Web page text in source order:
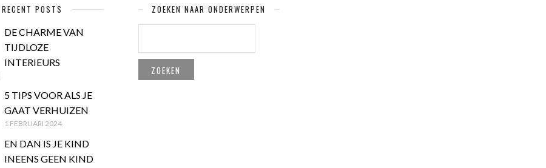
RECENT POSTS
DE CHARME VAN
TIJDLOZE
INTERIEURS
5 TIPS VOOR ALS JE
GAAT VERHUIZEN
1 FEBRUARI 2024
EN DAN IS JE KIND
INEENS GEEN KIND
ZOEKEN NAAR ONDERWERPEN